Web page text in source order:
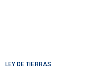
LEY DE TIERRAS